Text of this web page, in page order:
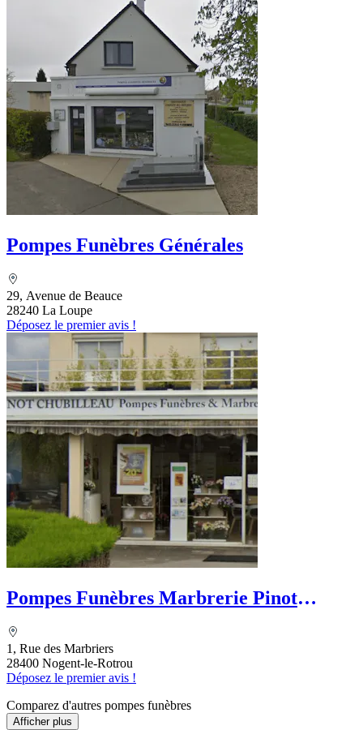
Pompes Funèbres Générales
29, Avenue de Beauce
28240 La Loupe
Déposez le premier avis !
Pompes Funèbres Marbrerie Pinot
1, Rue des Marbriers
28400 Nogent-le-Rotrou
Déposez le premier avis !
Comparez d'autres pompes funèbres
Afficher plus